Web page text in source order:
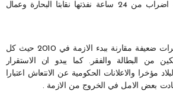
القطارات والعبارات بسبب اضراب من 24 ساعة نفذتها نقابتا البحارة وعمال
وبدت المشاركة في التظاهرات ضعيفة مقارنة ببدء الازمة في 2010 حيث كل
من البطالة والفقر. كما يبدو ان الاستقرار
مؤخرا والاعلانات الحكومية عن الانتعاش اعتبارا